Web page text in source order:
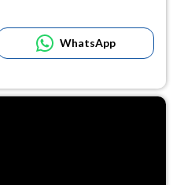
WhatsApp